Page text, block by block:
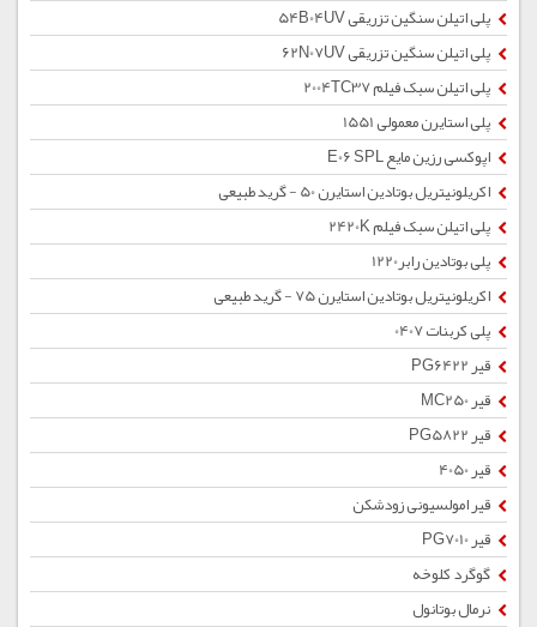
پلی اتیلن سنگین تزریقی 54B04UV
پلی اتیلن سنگین تزریقی 62N07UV
پلی اتیلن سبک فیلم 2004TC37
پلی استایرن معمولی 1551
اپوکسی رزین مایع E06 SPL
اکریلونیتریل بوتادین استایرن 50 - گرید طبیعی
پلی اتیلن سبک فیلم 2420K
پلی بوتادین رابر1220
اکریلونیتریل بوتادین استایرن 75 - گرید طبیعی
پلی کربنات 0407
قیر PG6422
قیر MC250
قیر PG5822
قیر 4050
قیر امولسیونی زودشکن
قیر PG7010
گوگرد کلوخه
نرمال بوتانول